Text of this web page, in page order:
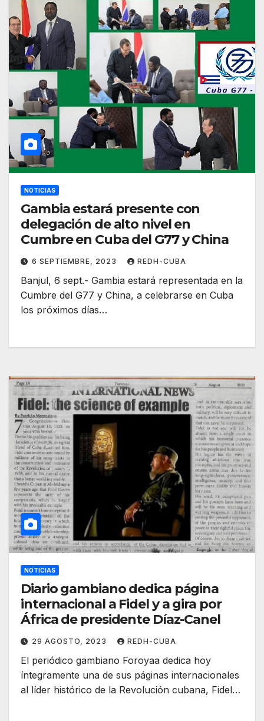
NOTICIAS
Gambia estará presente con
delegación de alto nivel en
Cumbre en Cuba del G77 y China
6 SEPTIEMBRE, 2023 REDH-CUBA
Banjul, 6 sept.- Gambia estará representada en la
Cumbre del G77 y China, a celebrarse en Cuba
los próximos días…
NOTICIAS
Diario gambiano dedica página
internacional a Fidel y a gira por
África de presidente Díaz-Canel
29 AGOSTO, 2023 REDH-CUBA
El periódico gambiano Foroyaa dedica hoy
íntegramente una de sus páginas internacionales
al líder histórico de la Revolución cubana, Fidel…